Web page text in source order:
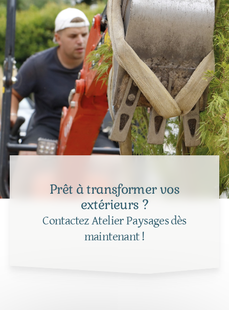
Prêt à transformer vos
extérieurs ?
Contactez Atelier Paysages dès
maintenant !